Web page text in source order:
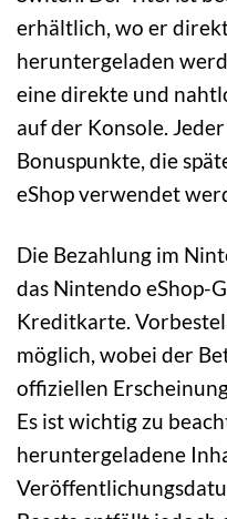
erhältlich, wo er
heruntergeladen
eine direkte und
auf der Konsole.
Bonuspunkte, die
eShop verwendet
Die Bezahlung im
das Nintendo eShop-
Kreditkarte.
möglich, wobei der
offiziellen
Es ist wichtig zu
heruntergeladene